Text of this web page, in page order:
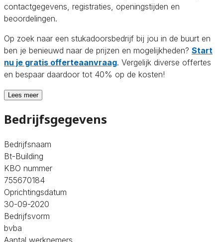
contactgegevens, registraties, openingstijden en
beoordelingen.
Op zoek naar een stukadoorsbedrijf bij jou in de buurt en
ben je benieuwd naar de prijzen en mogelijkheden? Start
nu je gratis offerteaanvraag. Vergelijk diverse offertes
en bespaar daardoor tot 40% op de kosten!
Lees meer
Bedrijfsgegevens
Bedrijfsnaam
Bt-Building
KBO nummer
755670184
Oprichtingsdatum
30-09-2020
Bedrijfsvorm
bvba
Aantal werknemers